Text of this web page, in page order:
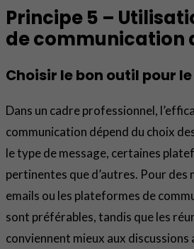
Principe 5 –
de communication
Choisir le bon outil pour
Dans un cadre professionnel,
communication dépend du choix
le type de message, certaines
pertinentes que d’autres. Pour des
emails ou les plateformes de
sont préférables, tandis que les
conviennent mieux aux